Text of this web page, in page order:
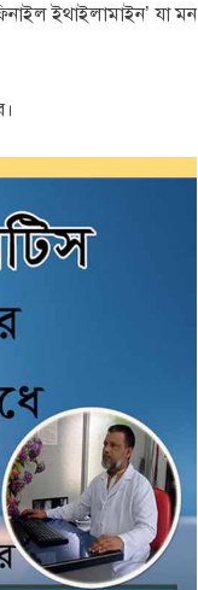
ইথাইলামাইন’ যা মন